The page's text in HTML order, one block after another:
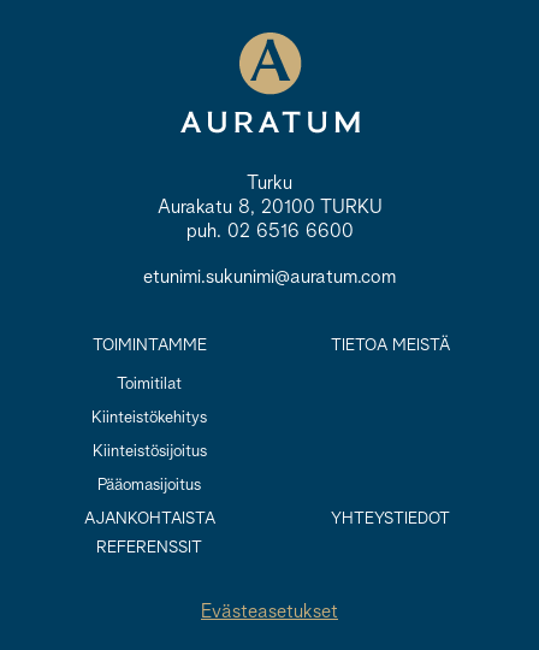
Turku
Aurakatu 8, 20100 TURKU
puh. 02 6516 6600
etunimi.sukunimi@auratum.com
TOIMINTAMME
Toimitilat
Kiinteistökehitys
Kiinteistösijoitus
Pääomasijoitus
TIETOA MEISTÄ
AJANKOHTAISTA
YHTEYSTIEDOT
REFERENSSIT
Evästeasetukset